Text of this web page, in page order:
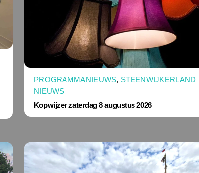
PROGRAMMANIEUWS, STEENWIJKERLAND
NIEUWS
Kopwijzer zaterdag 8 augustus 2026